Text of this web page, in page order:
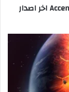
تحميل تحدي اللهجات 2025 Accent challenge اخر اصدار